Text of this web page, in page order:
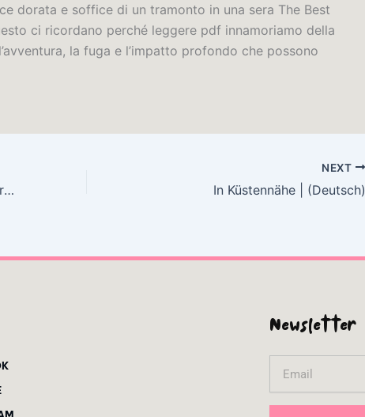
dorata e soffice di un tramonto in una sera The Best
ci ricordano perché leggere pdf innamoriamo della
la fuga e l’impatto profondo che possono
The Best of McSweeney’s 1 – Formato EPUB
NEXT
In Küstennähe | (Deutsch)
Newsletter